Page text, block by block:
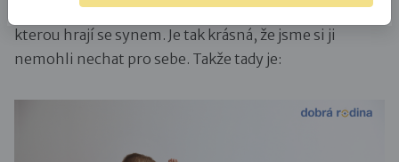
kterém s námi sdílela jejich attachmentovou hru,
kterou hrají se synem. Je tak krásná, že jsme si ji
nemohli nechat pro sebe. Takže tady je: